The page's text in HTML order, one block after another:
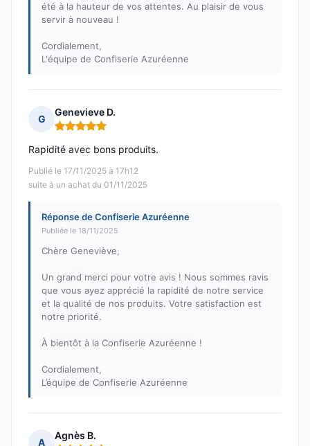
été à la hauteur de vos attentes. Au plaisir de vous
servir à nouveau !
Cordialement,
L'équipe de Confiserie Azuréenne
G
Genevieve D.
Note : 5 sur 5
Publié le 17/11/2025 à 17h12
suite à un achat du 01/11/2025
Rapidité avec bons produits.
Réponse de Confiserie Azuréenne
Publiée le 18/11/2025
Chère Geneviève,
Un grand merci pour votre avis ! Nous sommes ravis
que vous ayez apprécié la rapidité de notre service
et la qualité de nos produits. Votre satisfaction est
notre priorité.
À bientôt à la Confiserie Azuréenne !
Cordialement,
L’équipe de Confiserie Azuréenne
A
Agnès B.